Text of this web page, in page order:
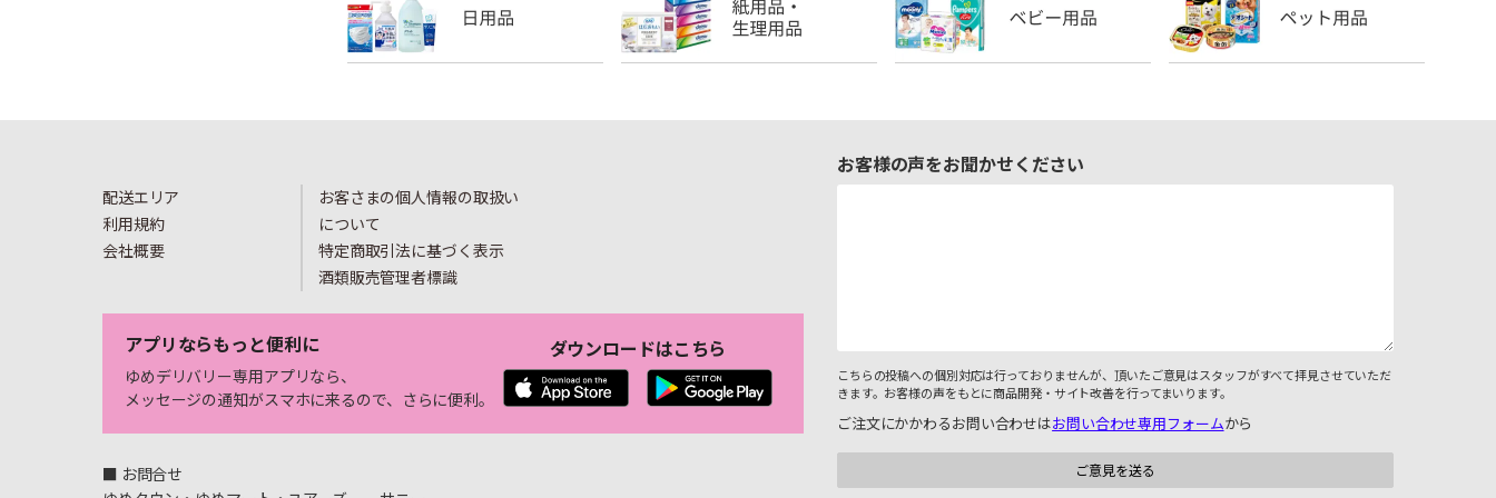
配送エリア
利用規約
会社概要
お客さまの個人情報の取扱い
について
特定商取引法に基づく表示
酒類販売管理者標識
アプリならもっと便利に
ゆめデリバリー専用アプリなら、
メッセージの通知がスマホに来るので、さらに便利。
ダウンロードはこちら
■ お問合せ
お客様の声をお聞かせください
こちらの投稿への個別対応は行っておりませんが、頂いたご意見はスタッフがすべて拝見させていただ
きます。お客様の声をもとに商品開発・サイト改善を行ってまいります。
ご注文にかかわるお問い合わせはお問い合わせ専用フォームから